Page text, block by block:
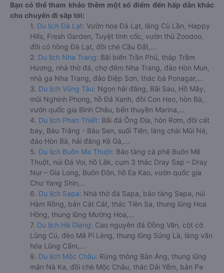
Bạn có thể tham khảo thêm một số điểm đến hấp dẫn khác
cho chuyến đi sắp tới:
1. Du lịch Đà Lạt: Vườn hoa Đà Lạt, làng Cù Lần, Happy
Hills, Fresh Garden, Tuyệt tình cốc, vườn thú Zoodoo,
đồi cỏ hồng Đà Lạt, đồi chè Cầu Đất,...
2. Du lịch Nha Trang: Bãi biển Trần Phú, tháp Trầm
Hương, nhà thờ đá, chợ đêm Nha Trang, đảo Hòn Mun,
nhà ga Nha Trang, đảo Điệp Sơn, thác bà Ponagar,...
3. Du lịch Vũng Tàu: Ngọn hải đăng, Bãi Sau, Hồ Mây,
mũi Nghinh Phong, hồ Đá Xanh, đồi Con Heo, hòn Bà,
vườn quốc gia Bình Châu, bến thuyền Marina,...
4. Du lịch Phan Thiết: Bãi đá Ông Địa, hòn Rơm, đồi cát
bay, Bàu Trắng - Bàu Sen, suối Tiên, làng chài Mũi Né,
đảo Hòn Bà, hải đăng Kê Gà,...
5. Du lịch Buôn Ma Thuột: Bảo tàng cà phê Buôn Mê
Thuột, núi Đá Voi, hồ Lắk, cụm 3 thác Dray Sap – Dray
Nur – Gia Long, Buôn Đôn, hồ Ea Kao, vườn quốc gia
Chư Yang Shin,...
6. Du lịch Sapa: Nhà thờ đá Sapa, bảo tàng Sapa, núi
Hàm Rồng, bản Cát Cát, thác Tiên Sa, thung lũng Hoa
Hồng, thung lũng Mường Hoa,...
7. Du lịch Hà Giang: Cao nguyên đá Đồng Văn, cột cờ
Lũng Cú, đèo Mã Pí Lèng, thung lũng Sủng Là, làng văn
hóa Lũng Cẩm,...
8. Du lịch Mộc Châu: Rừng thông Bản Áng, thung lũng
mận Nà Ka, đồi chè Mộc Châu, thác Dải Yếm, bản Pa